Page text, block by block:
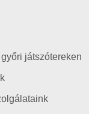
játszótereken